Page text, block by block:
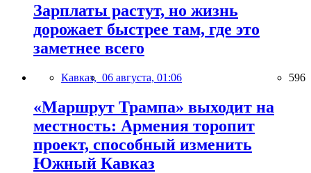
Зарплаты растут, но жизнь
дорожает быстрее там, где это
заметнее всего
Кавказ, 06 августа, 01:06 596
«Маршрут Трампа» выходит на
местность: Армения торопит
проект, способный изменить
Южный Кавказ